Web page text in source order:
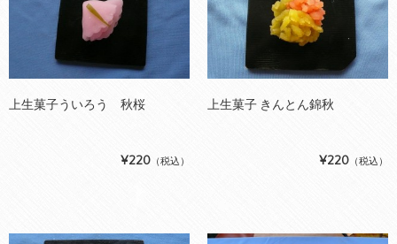
上生菓子ういろう 秋桜
¥220 （税込）
上生菓子 きんとん錦秋
¥220 （税込）